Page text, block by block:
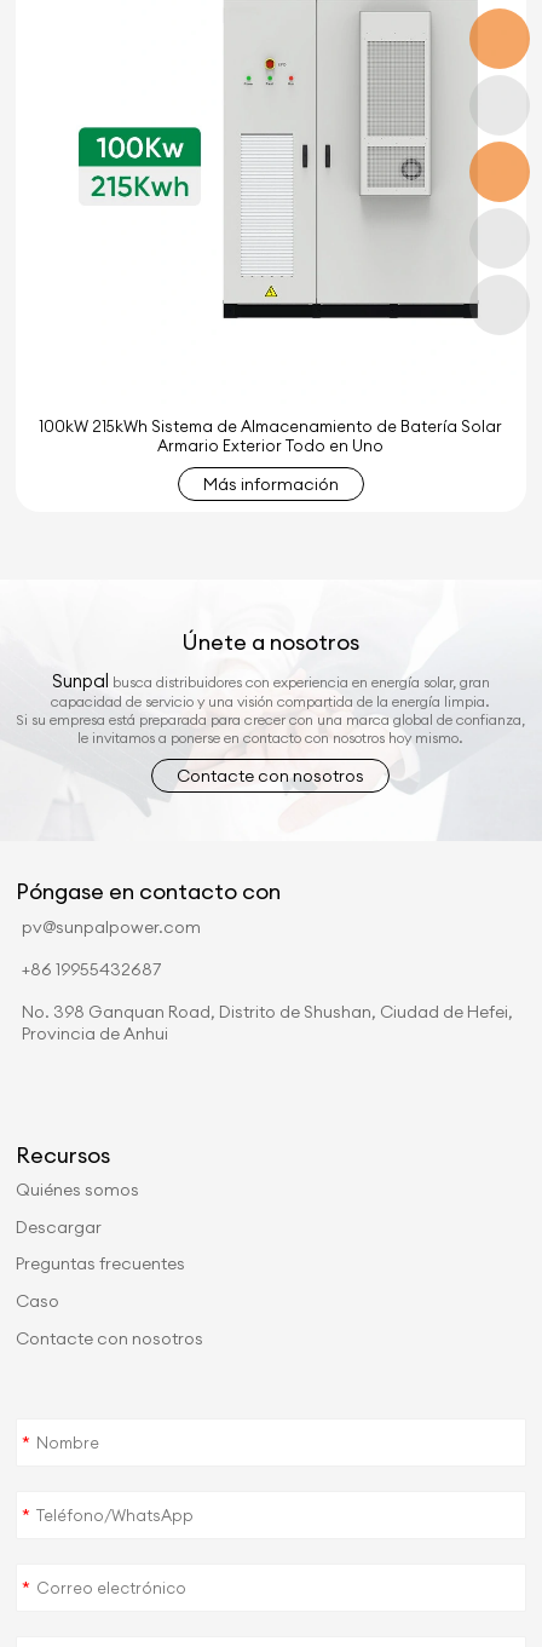
100kW 215kWh Sistema de Almacenamiento de Batería Solar
Armario Exterior Todo en Uno
Más información
Únete a nosotros
Sunpal busca distribuidores con experiencia en energía solar, gran
capacidad de servicio y una visión compartida de la energía limpia.
Si su empresa está preparada para crecer con una marca global de confianza,
le invitamos a ponerse en contacto con nosotros hoy mismo.
Contacte con nosotros
Póngase en contacto con
pv@sunpalpower.com
+86 19955432687
No. 398 Ganquan Road, Distrito de Shushan, Ciudad de Hefei,
Provincia de Anhui
Recursos
Quiénes somos
Descargar
Preguntas frecuentes
Caso
Contacte con nosotros
*
*
*